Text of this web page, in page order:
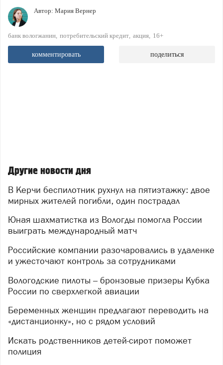
Автор: Мария Вернер
банк вологжанин потребительский кредит акция 16+
комментировать поделиться
Другие новости дня
В Керчи беспилотник рухнул на пятиэтажку: двое
мирных жителей погибли, один пострадал
Юная шахматистка из Вологды помогла России
выиграть международный матч
Российские компании разочаровались в удаленке
и ужесточают контроль за сотрудниками
Вологодские пилоты – бронзовые призеры Кубка
России по сверхлегкой авиации
Беременных женщин предлагают переводить на
«дистанционку», но с рядом условий
Искать родственников детей-сирот поможет
полиция